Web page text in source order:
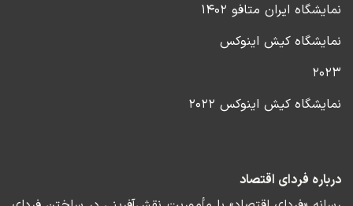
نمایشگاه ایران متافو ۱۴۰۲
نمایشگاه کیش اینوکس
۲۰۲۳
نمایشگاه کیش اینوکس ۲۰۲۲
درباره فردای اقتصاد